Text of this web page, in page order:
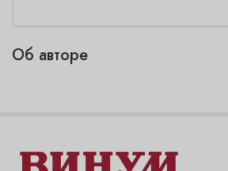
Об авторе